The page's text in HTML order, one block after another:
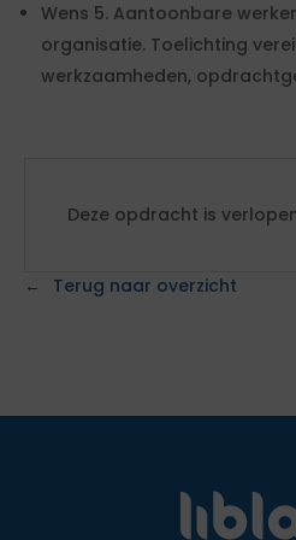
Wens 5. Aantoonbare
organisatie. Toelichting
werkzaamheden,
Deze opdracht is
Terug naar overzicht